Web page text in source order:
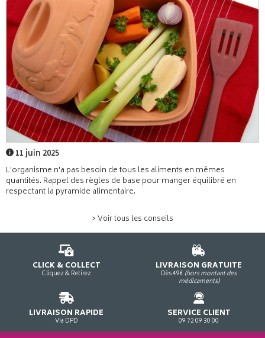
11 juin 2025
L'organisme n'a pas besoin de tous les aliments en mêmes
quantités. Rappel des règles de base pour manger équilibré en
respectant la pyramide alimentaire.
> Voir tous les conseils
CLICK & COLLECT
Cliquez & Retirez
LIVRAISON GRATUITE
Dès 49€ (hors montant des
médicaments)
LIVRAISON RAPIDE
Via DPD
SERVICE CLIENT
09 72 09 30 00